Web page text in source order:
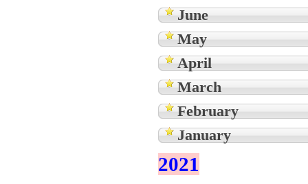
June
May
April
March
February
January
2021